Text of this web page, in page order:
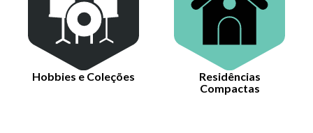
Hobbies e Coleções
Residências
Compactas